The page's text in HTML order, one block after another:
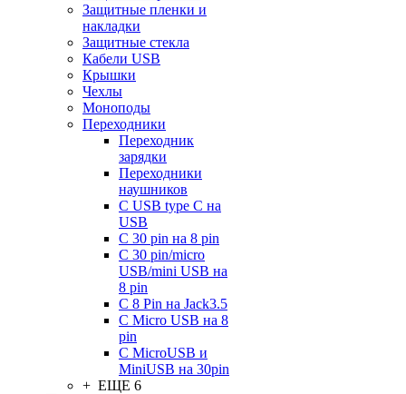
Защитные пленки и
накладки
Защитные стекла
Кабели USB
Крышки
Чехлы
Моноподы
Переходники
Переходник
зарядки
Переходники
наушников
С USB type C на
USB
С 30 pin на 8 pin
С 30 pin/micro
USB/mini USB на
8 pin
С 8 Pin на Jack3.5
С Micro USB на 8
pin
С MicroUSB и
MiniUSB на 30pin
+ ЕЩЕ 6